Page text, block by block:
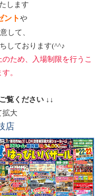
します
ントや
して、
しております(^^♪
ため、入場制限を行うこ
。
覧ください ↓↓
拡大
店